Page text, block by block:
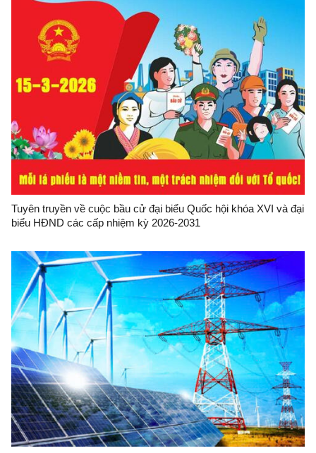
Tuyên truyền về cuộc bầu cử đại biểu Quốc hội khóa XVI và đại
biểu HĐND các cấp nhiệm kỳ 2026-2031